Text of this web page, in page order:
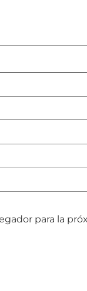
para la